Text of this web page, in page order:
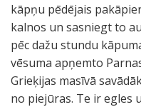
kāpņu pēdējais
kalnos un sasniegt to
pēc dažu stundu
vēsuma apņemto
Grieķijas masīvā
no piejūras. Te ir egles